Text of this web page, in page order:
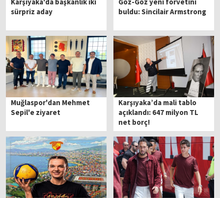
sürpriz aday
buldu: Sincilair Armstrong
Muğlaspor'dan Mehmet
Sepil'e ziyaret
Karşıyaka’da mali tablo
açıklandı: 647 milyon TL
net borç!